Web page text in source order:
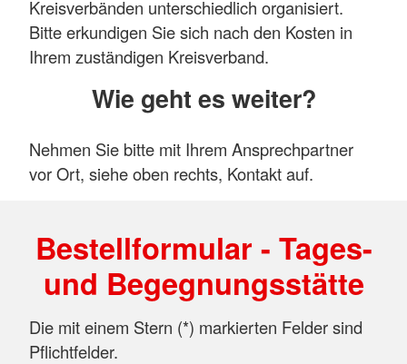
Kreisverbänden unterschiedlich organisiert.
Bitte erkundigen Sie sich nach den Kosten in
Ihrem zuständigen Kreisverband.
Wie geht es weiter?
Nehmen Sie bitte mit Ihrem Ansprechpartner
vor Ort, siehe oben rechts, Kontakt auf.
Bestellformular - Tages-
und Begegnungsstätte
Die mit einem Stern (*) markierten Felder sind
Pflichtfelder.